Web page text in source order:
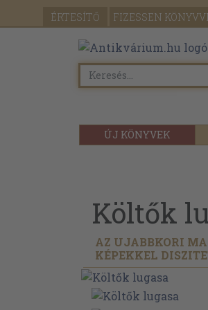
ÉRTESÍTŐ FIZESSEN
ÚJ KÖNYVEK
Költők
AZ UJABBKORI
KÉPEKKEL